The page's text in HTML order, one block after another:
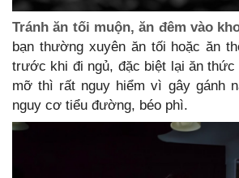
Tránh ăn tối muộn, ăn đêm vào
bạn thường xuyên ăn tối hoặc ăn
trước khi đi ngủ, đặc biệt lại ăn thức
mỡ thì rất nguy hiểm vì gây gánh
nguy cơ tiểu đường, béo phì.